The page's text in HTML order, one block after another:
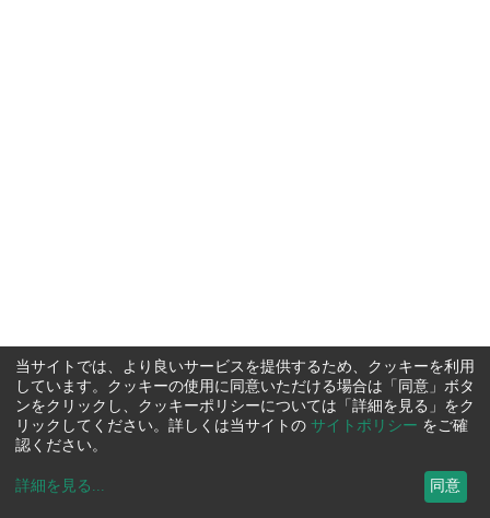
当サイトでは、より良いサービスを提供するため、クッキーを利用
しています。クッキーの使用に同意いただける場合は「同意」ボタ
ンをクリックし、クッキーポリシーについては「詳細を見る」をク
リックしてください。詳しくは当サイトの サイトポリシー をご確
認ください。
詳細を見る ... 同意